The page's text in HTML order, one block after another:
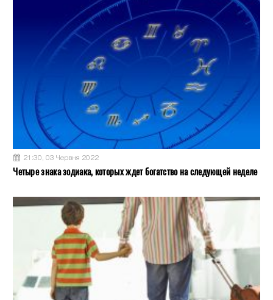
21:30, 03 Червня 2022
Четыре знака зодиака, которых ждет богатство на следующей неделе